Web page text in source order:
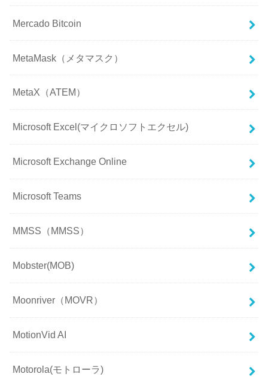
Mercado Bitcoin
MetaMask（メタマスク）
MetaX（ATEM）
Microsoft Excel(マイクロソフトエクセル)
Microsoft Exchange Online
Microsoft Teams
MMSS（MMSS）
Mobster(MOB)
Moonriver（MOVR）
MotionVid AI
Motorola(モトローラ)